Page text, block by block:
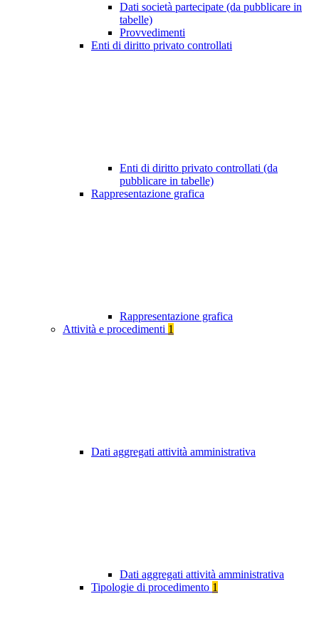
Dati società partecipate (da pubblicare in
tabelle)
Provvedimenti
Enti di diritto privato controllati
Enti di diritto privato controllati (da
pubblicare in tabelle)
Rappresentazione grafica
Rappresentazione grafica
Attività e procedimenti 1
Dati aggregati attività amministrativa
Dati aggregati attività amministrativa
Tipologie di procedimento 1